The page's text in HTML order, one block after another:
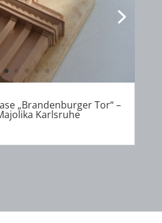
„Brandenburger Tor“ –
Karlsruhe